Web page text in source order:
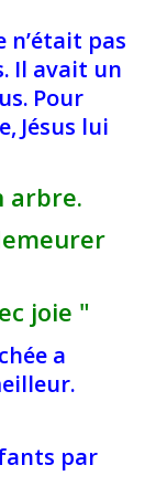
n’était pas
Il avait un
Pour
Jésus lui
arbre.
joie "
a
par